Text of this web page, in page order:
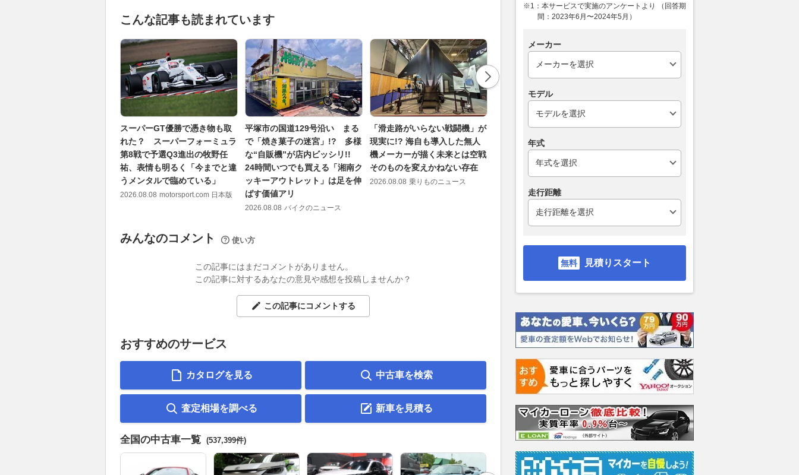
こんな記事も読まれています
スーパーGT優勝で憑き物も取
れた？ スーパーフォーミュラ
第8戦で予選Q3進出の牧野任
祐、表情も明るく「今までと違
うメンタルで臨めている」
2026.08.08 motorsport.com 日本版
平塚市の国道129号沿い まる
で「焼き菓子の迷宮」!? 多様
な“自販機”が店内ビッシリ!!
24時間いつでも買える「湘南ク
ッキーアウトレット」は足を伸
ばす価値アリ
2026.08.08 バイクのニュース
「滑走路がいらない戦闘機」が
現実に!? 海自も導入した無人
機メーカーが描く未来とは空戦
そのものを変えかねない存在
2026.08.08 乗りものニュース
新型SUV「CX-5」は室内にも
注目！ マツダ初の「Googleビ
ルトイン」搭載でどう変わっ
た？ パイオニアのナビアプリ
VAGUE
GT500クラスの秘密をNISMO
かでライバルに差を付けるポイ
みんなのコメント 使い方
この記事にはまだコメントがありません。
この記事に対するあなたの意見や感想を投稿しませんか？
この記事にコメントする
おすすめのサービス
カタログを見る 中古車を検索
査定相場を調べる 新車を見積る
全国の中古車一覧 (537,399件)
※1：本サービスで実施のアンケートより （回答期
間：2023年6月〜2024年5月）
メーカー
モデル
年式
走行距離
見積りスタート